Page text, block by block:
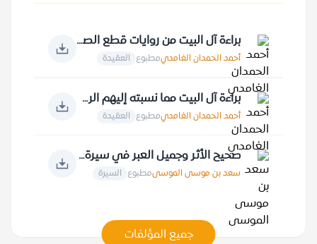
براءة آل البيت من روايات قطع الصلة بالأمة الإسلامية
أحمد الحمدان الغامديمطبوع العقيدة
براءة آل البيت مما نسبته إليهم الروايات
أحمد الحمدان الغامديمطبوع العقيدة
صحيح الأثر وجميل العبر في سيرة خير البشر
سعد بن موسى الموسىمطبوع السيرة
جميع المؤلفات